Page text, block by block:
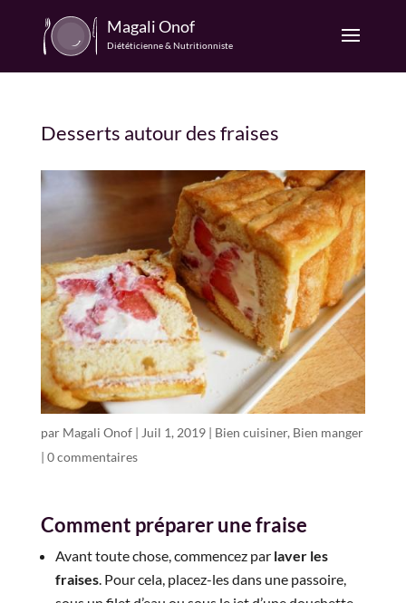
Magali Onof
Diététicienne & Nutritionniste
Desserts autour des fraises
par Magali Onof| Juil 1, 2019| Bien cuisiner, Bien manger
| 0 commentaires
Comment préparer une fraise
Avant toute chose, commencez par laver les
fraises. Pour cela, placez-les dans une passoire,